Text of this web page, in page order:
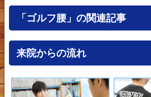
「ゴルフ腰」の関連記事
来院からの流れ